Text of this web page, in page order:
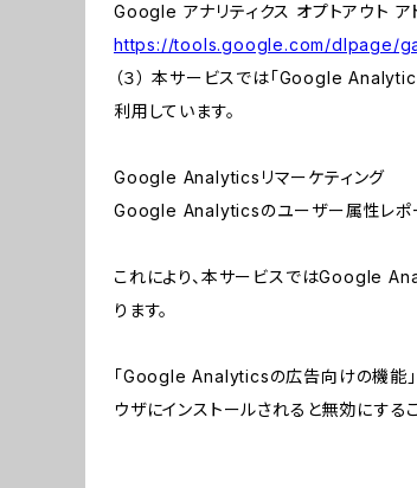
Google アナリティクス オプトアウト ア
https://tools.google.com/dlpage/
（３） 本サービスでは「Google
利用しています。
Google Analyticsリマーケティング
Google Analyticsのユーザー属性レポ
これにより、本サービスではGoogle
ります。
「Google Analyticsの広告向けの機能」
ウザにインストールされると無効にする